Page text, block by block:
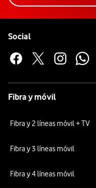
Social
Fibra y móvil
Fibra y 2 líneas móvil + TV
Fibra y 3 líneas móvil
Fibra y 4 líneas móvil